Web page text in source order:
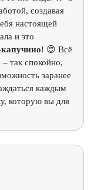
создавая
настоящей
и это
! 😍 Всё
так спокойно,
заранее
каждым
которую вы для